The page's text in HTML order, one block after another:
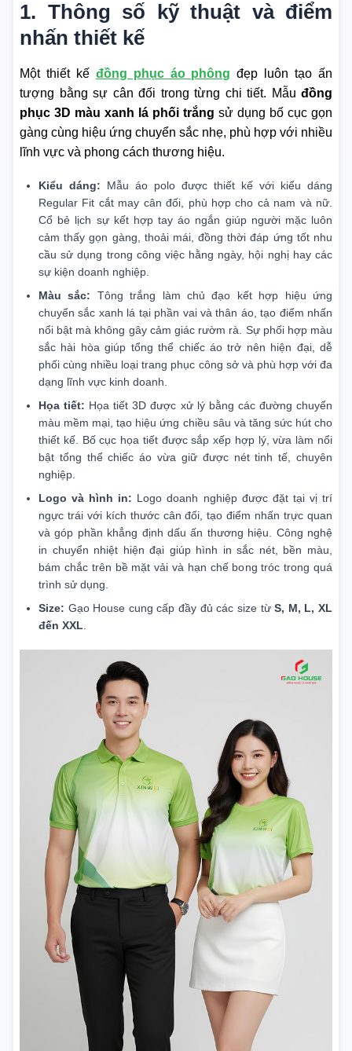
1. Thông số kỹ thuật và điểm
nhấn thiết kế
Một thiết kế đồng phục áo phông đẹp luôn tạo ấn
tượng bằng sự cân đối trong từng chi tiết. Mẫu đồng
phục 3D màu xanh lá phối trắng sử dụng bố cục gọn
gàng cùng hiệu ứng chuyển sắc nhẹ, phù hợp với nhiều
lĩnh vực và phong cách thương hiệu.
Kiểu dáng: Mẫu áo polo được thiết kế với kiểu dáng
Regular Fit cắt may cân đối, phù hợp cho cả nam và nữ.
Cổ bẻ lịch sự kết hợp tay áo ngắn giúp người mặc luôn
cảm thấy gọn gàng, thoải mái, đồng thời đáp ứng tốt nhu
cầu sử dụng trong công việc hằng ngày, hội nghị hay các
sự kiện doanh nghiệp.
Màu sắc: Tông trắng làm chủ đạo kết hợp hiệu ứng
chuyển sắc xanh lá tại phần vai và thân áo, tạo điểm nhấn
nổi bật mà không gây cảm giác rườm rà. Sự phối hợp màu
sắc hài hòa giúp tổng thể chiếc áo trở nên hiện đại, dễ
phối cùng nhiều loại trang phục công sở và phù hợp với đa
dạng lĩnh vực kinh doanh.
Họa tiết: Họa tiết 3D được xử lý bằng các đường chuyển
màu mềm mại, tạo hiệu ứng chiều sâu và tăng sức hút cho
thiết kế. Bố cục họa tiết được sắp xếp hợp lý, vừa làm nổi
bật tổng thể chiếc áo vừa giữ được nét tinh tế, chuyên
nghiệp.
Logo và hình in: Logo doanh nghiệp được đặt tại vị trí
ngực trái với kích thước cân đối, tạo điểm nhấn trực quan
và góp phần khẳng định dấu ấn thương hiệu. Công nghệ
in chuyển nhiệt hiện đại giúp hình in sắc nét, bền màu,
bám chắc trên bề mặt vải và hạn chế bong tróc trong quá
trình sử dụng.
Size: Gạo House cung cấp đầy đủ các size từS, M, L, XL
đến XXL.